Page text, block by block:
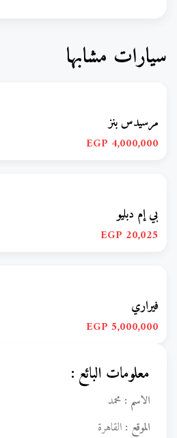
سيارات مشابها
مرسيدس بنز
4,000,000 EGP
بي إم دبليو
20,025 EGP
فيراري
5,000,000 EGP
معلومات البائع :
الاسم : محمد
الموقع : القاهرة